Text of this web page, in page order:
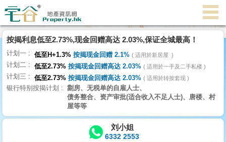
代
理
主
页
搵
楼/
交
按揭利息低至2.73%,现金回赠高达 2.03%,保证全城最高！
计划一 低至H+1.3% 按揭现金回赠 2.1% 适用於新居屋
计划二 低至2.73% 按揭现金回赠高达 2.03% 适用於一手及二手私楼
计划三 低至2.73% 按揭现金回赠高达 2.03% 适用於转按套现
银行特别按揭计划
劏房、无税单的自雇人士、
债务整合、资产审批(适合收入不足人士)、唐楼、村
屋等等
刘小姐
6332 2553